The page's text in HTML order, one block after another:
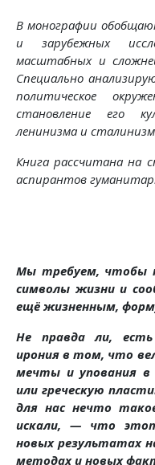
В монографии
и зарубежных
масштабных и
Специально
политическое
становление его
ленинизма и
Книга рассчитана на
аспирантов
Мы требуем, чтобы
символы жизни и
ещё жизненным,
Не правда ли,
ирония в том, что
мечты и упования в
или греческую
для нас нечто
искали, — что
новых результатах
методах и новых